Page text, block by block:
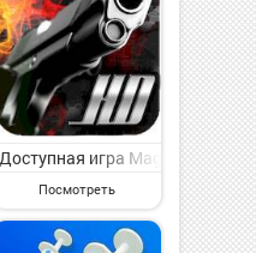
вождения : War Games на
Доступная игра Magnum3.0
Посмотреть